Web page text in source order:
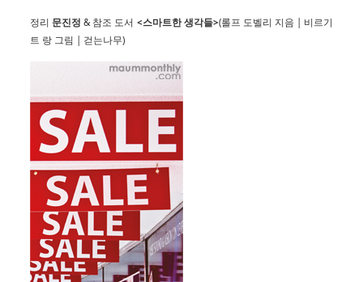
정리 문진정 & 참조 도서 <스마트한 생각들>(롤프 도벨리 지음 | 비르기
트 랑 그림 | 걷는나무)